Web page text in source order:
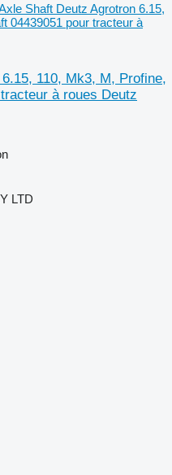
Shaft Deutz Agrotron 6.15,
04439051 pour tracteur à
110, Mk3, M, Profine,
à roues Deutz
LTD